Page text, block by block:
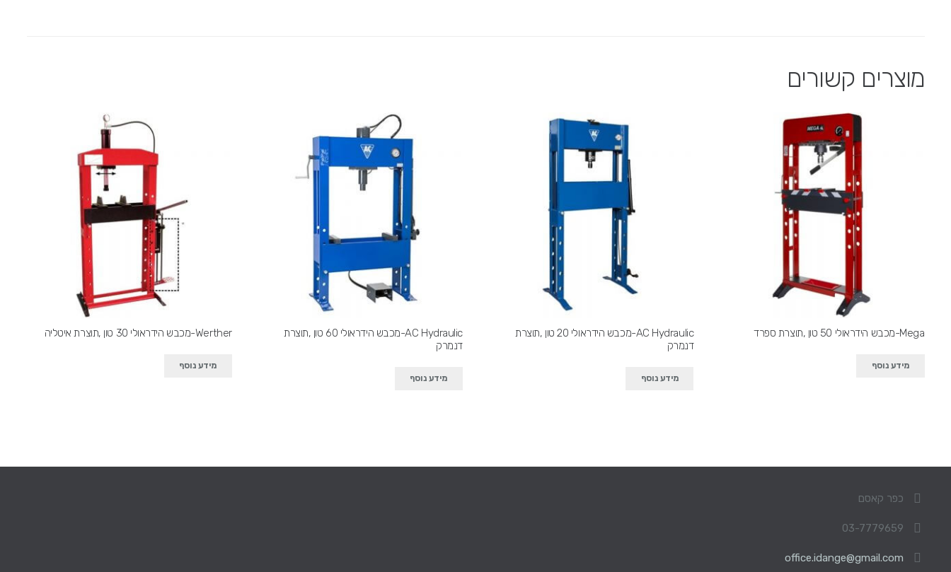
מוצרים קשורים
Mega-מכבש הידראולי 50 טון ,תוצרת ספרד
מידע נוסף
AC Hydraulic-מכבש הידראולי 20 טון ,תוצרת
דנמרק
מידע נוסף
AC Hydraulic-מכבש הידראולי 60 טון ,תוצרת
דנמרק
מידע נוסף
Werther-מכבש הידראולי 30 טון ,תוצרת איטליה
מידע נוסף
כפר קאסם
03-7779659
office.idange@gmail.com